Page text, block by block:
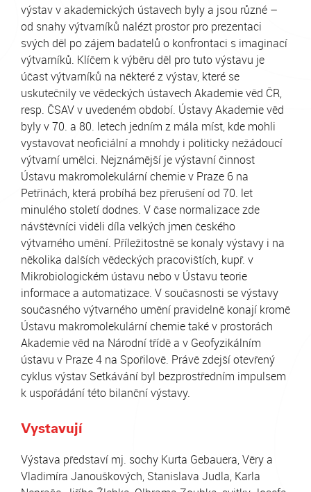
výstav v akademických ústavech byly a jsou různé –
od snahy výtvarníků nalézt prostor pro prezentaci
svých děl po zájem badatelů o konfrontaci s imaginací
výtvarníků. Klíčem k výběru děl pro tuto výstavu je
účast výtvarníků na některé z výstav, které se
uskutečnily ve vědeckých ústavech Akademie věd ČR,
resp. ČSAV v uvedeném období. Ústavy Akademie věd
byly v 70. a 80. letech jedním z mála míst, kde mohli
vystavovat neoficiální a mnohdy i politicky nežádoucí
výtvarní umělci. Nejznámější je výstavní činnost
Ústavu makromolekulární chemie v Praze 6 na
Petřinách, která probíhá bez přerušení od 70. let
minulého století dodnes. V čase normalizace zde
návštěvníci viděli díla velkých jmen českého
výtvarného umění. Příležitostně se konaly výstavy i na
několika dalších vědeckých pracovištích, kupř. v
Mikrobiologickém ústavu nebo v Ústavu teorie
informace a automatizace. V současnosti se výstavy
současného výtvarného umění pravidelně konají kromě
Ústavu makromolekulární chemie také v prostorách
Akademie věd na Národní třídě a v Geofyzikálním
ústavu v Praze 4 na Spořilově. Právě zdejší otevřený
cyklus výstav Setkávání byl bezprostředním impulsem
k uspořádání této bilanční výstavy.
Vystavují
Výstava představí mj. sochy Kurta Gebauera, Věry a
Vladimíra Janouškových, Stanislava Judla, Karla